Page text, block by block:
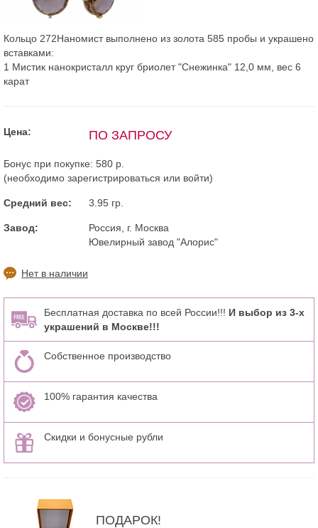
Кольцо 272Наномист выполнено из золота 585 пробы и украшено
вставками:
1 Мистик нанокристалл круг бриолет "Снежинка" 12,0 мм, вес 6
карат
Цена: ПО ЗАПРОСУ
Бонус при покупке: 580 р.
(необходимо зарегистрироваться или войти)
Средний вес: 3.95 гр.
Завод:
Россия, г. Москва
Ювелирный завод "Алорис"
Нет в наличии
Бесплатная доставка по всей России!!! И выбор из 3-х
украшений в Москве!!!
Собственное производство
100% гарантия качества
Скидки и бонусные рубли
ПОДАРОК!